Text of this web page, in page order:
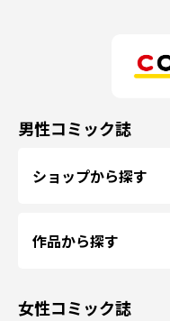
男性コミック誌
ショップから探す
作品から探す
女性コミック誌